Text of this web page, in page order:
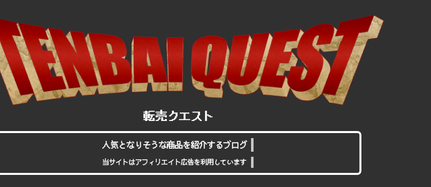
人気となりそうな商品を紹介するブログ
当サイトはアフィリエイト広告を利用しています